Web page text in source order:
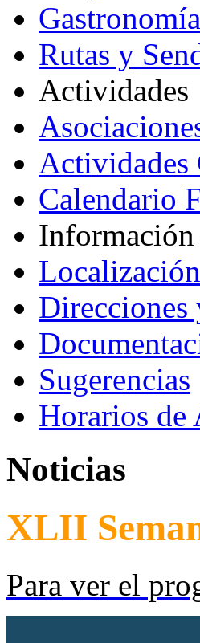
Gastronomía
Rutas y
Actividades
Actividades
Calendario
Información
Direcciones
Sugerencias
Horarios de
Noticias
XLII
Para ver el